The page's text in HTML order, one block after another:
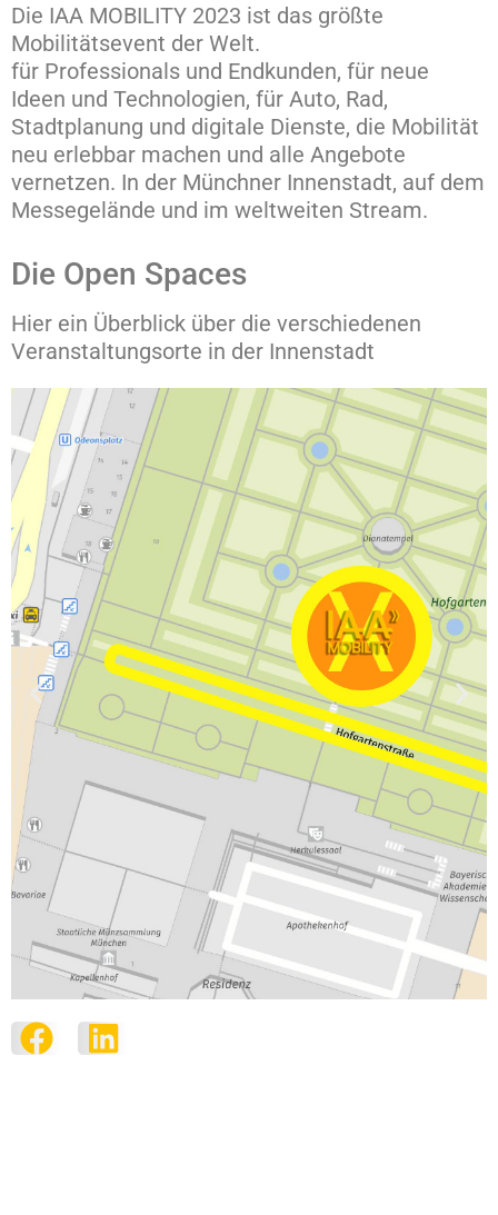
Die IAA MOBILITY 2023 ist das größte
Mobilitätsevent der Welt.
für Professionals und Endkunden, für neue
Ideen und Technologien, für Auto, Rad,
Stadtplanung und digitale Dienste, die Mobilität
neu erlebbar machen und alle Angebote
vernetzen. In der Münchner Innenstadt, auf dem
Messegelände und im weltweiten Stream.
Die Open Spaces
Hier ein Überblick über die verschiedenen
Veranstaltungsorte in der Innenstadt